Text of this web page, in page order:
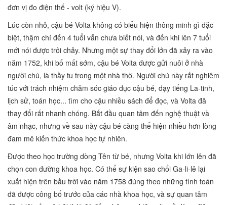
đơn vị đo điện thế - volt (ký hiệu V).
Lúc còn nhỏ, cậu bé Volta không có biểu hiện thông minh gì đặc
biệt, thậm chí đến 4 tuổi vẫn chưa biết nói, và đến khi lên 7 tuổi
mới nói được trôi chảy. Nhưng một sự thay đổi lớn đã xảy ra vào
năm 1752, khi bố mất sớm, cậu bé Volta được gửi nuôi ở nhà
người chú, là thầy tu trong một nhà thờ. Người chú này rất nghiêm
túc với trách nhiệm chăm sóc giáo dục cậu bé, dạy tiếng La-tinh,
lịch sử, toán học... tìm cho cậu nhiều sách để đọc, và Volta đã
thay đổi rất nhanh chóng. Bắt đầu quan tâm đến nghệ thuật và
âm nhạc, nhưng về sau này cậu bé càng thể hiện nhiều hơn lòng
đam mê kiến thức khoa học tự nhiên.
Được theo học trường dòng Tên từ bé, nhưng Volta khi lớn lên đã
chọn con đường khoa học. Có thể sự kiện sao chổi Ga-li-lê lại
xuất hiện trên bầu trời vào năm 1758 đúng theo những tính toán
đã được công bố trước của các nhà khoa học, và sự quan tâm